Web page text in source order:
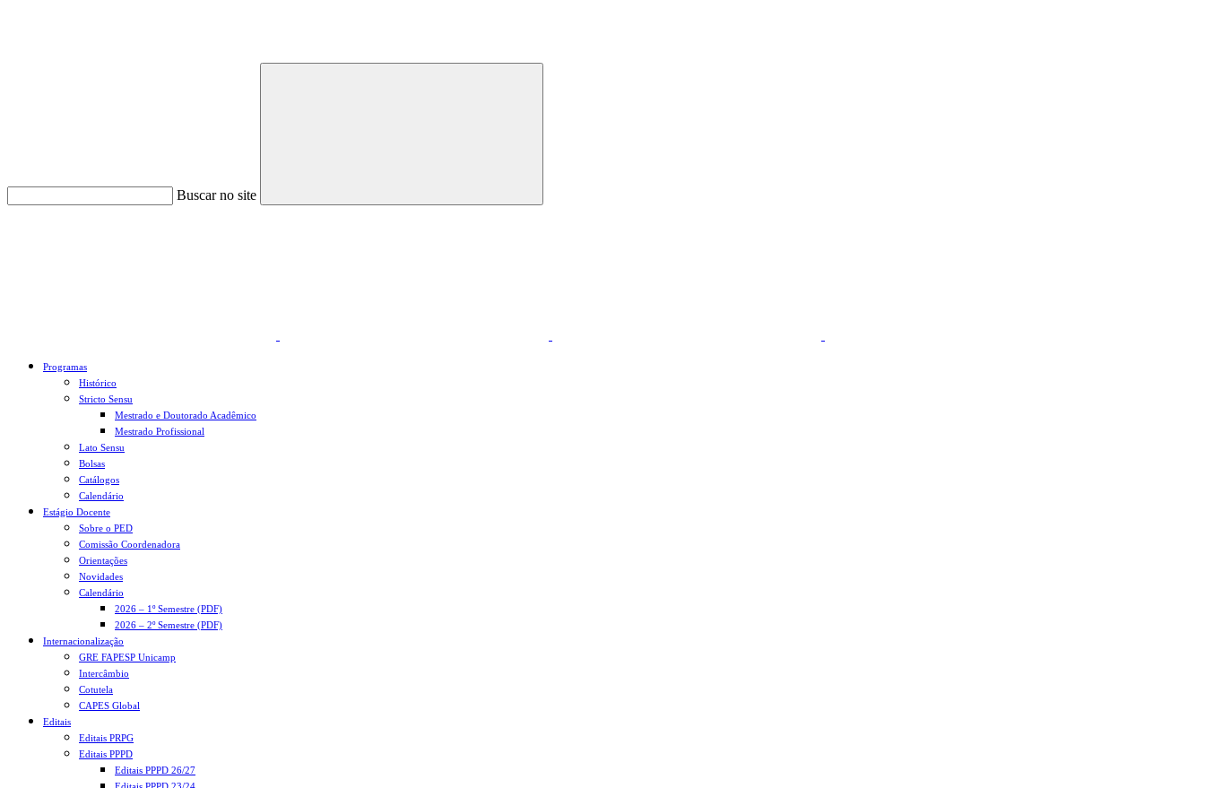
Buscar no site
Buscar
Programas
Histórico
Stricto Sensu
Mestrado e Doutorado Acadêmico
Mestrado Profissional
Lato Sensu
Bolsas
Catálogos
Calendário
Estágio Docente
Sobre o PED
Comissão Coordenadora
Orientações
Novidades
Calendário
2026 – 1º Semestre (PDF)
2026 – 2º Semestre (PDF)
Internacionalização
GRE FAPESP Unicamp
Intercâmbio
Cotutela
CAPES Global
Editais
Editais PRPG
Editais PPPD
Editais PPPD 26/27